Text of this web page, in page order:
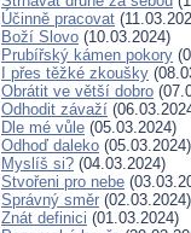
Účinně pracovat
Boží Slovo (10.03.2024)
Prubířský kámen pokory
I přes těžké zkoušky
Obrátit ve větší dobro
Odhodit závaží
Dle mé vůle (05.03.2024)
Odhoď daleko (05.03.2024)
Myslíš si? (04.03.2024)
Stvořeni pro nebe
Správný směr (02.03.2024)
Znát definici (01.03.2024)